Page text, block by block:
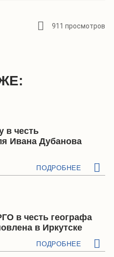
911 просмотров
в честь
Ивана Дубанова
ПОДРОБНЕЕ
в честь географа
в Иркутске
ПОДРОБНЕЕ